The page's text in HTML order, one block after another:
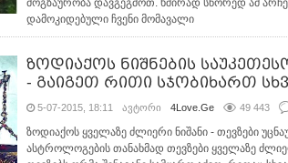
მოგზაურობა დავგეგმოთ. ხშირად სწორედ ამ
დამოკიდებული ჩვენი მომავალი
ზოდიაქოს ნიშნების
- გაიგეთ რითი სჯობიხართ
5-07-2015, 18:11 ავტორი 4Love.Ge 49 443
ზოდიაქოს ყველაზე ძლიერი ნიშანი - თევზები
ასტროლოგების თანახმად თევზები ყველაზე